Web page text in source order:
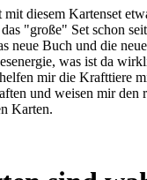
diesem Kartenset
"große" Set schon
neue Buch und die
was ist da
mir die Krafttiere
und weisen mir den
Karten.